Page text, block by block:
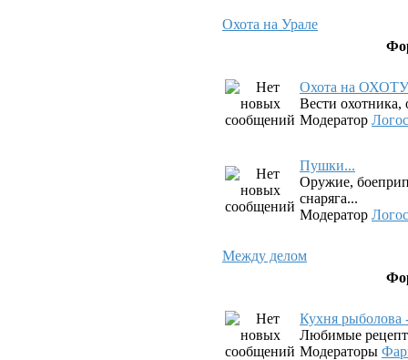
Охота на Урале
Охота на ОХОТУ
Вести охотника,
Модератор Логос
Пушки...
Оружие,
снаряга...
Модератор Логос
Между делом
Кухня рыболова
Любимые
Модераторы